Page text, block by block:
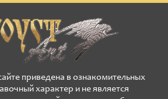
приведена в ознакомительных
характер и не является